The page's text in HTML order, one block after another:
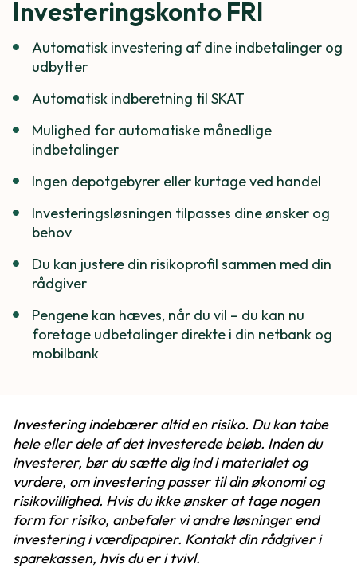
Investeringskonto FRI
Automatisk investering af dine indbetalinger og
udbytter
Automatisk indberetning til SKAT
Mulighed for automatiske månedlige
indbetalinger
Ingen depotgebyrer eller kurtage ved handel
Investeringsløsningen tilpasses dine ønsker og
behov
Du kan justere din risikoprofil sammen med din
rådgiver
Pengene kan hæves, når du vil – du kan nu
foretage udbetalinger direkte i din netbank og
mobilbank
Investering indebærer altid en risiko. Du kan tabe
hele eller dele af det investerede beløb. Inden du
investerer, bør du sætte dig ind i materialet og
vurdere, om investering passer til din økonomi og
risikovillighed. Hvis du ikke ønsker at tage nogen
form for risiko, anbefaler vi andre løsninger end
investering i værdipapirer. Kontakt din rådgiver i
sparekassen, hvis du er i tvivl.